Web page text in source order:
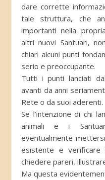
dare corrette
tale struttura, che
importanti nella
altri nuovi Santuari,
chiari alcuni punti
serio e preoccupante.
Tutti i punti lanciati
avanti da anni
Rete o da suoi aderenti.
Se l’intenzione di chi
animali e i
eventualmente
esistente e verificare
chiedere pareri,
Ma questa